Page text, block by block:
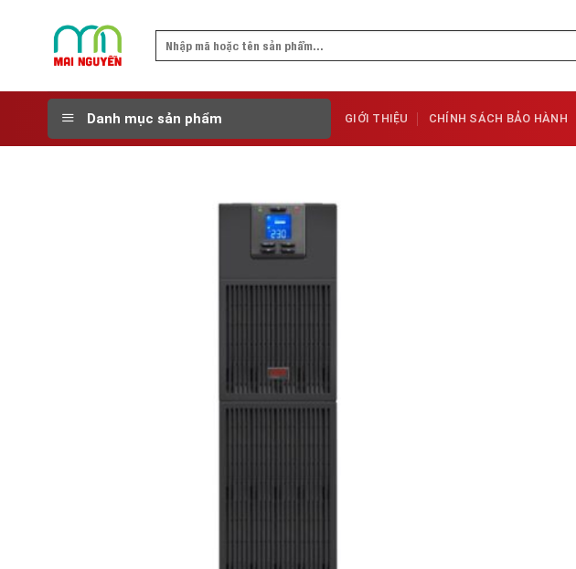
Search
Danh mục sản phẩm GIỚI THIỆU CHÍNH SÁCH BẢO HÀNH